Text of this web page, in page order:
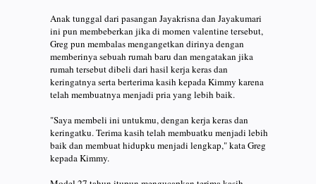
Anak tunggal dari pasangan Jayakrisna dan Jayakumari
ini pun membeberkan jika di momen valentine tersebut,
Greg pun membalas mengangetkan dirinya dengan
memberinya sebuah rumah baru dan mengatakan jika
rumah tersebut dibeli dari hasil kerja keras dan
keringatnya serta berterima kasih kepada Kimmy karena
telah membuatnya menjadi pria yang lebih baik.
"Saya membeli ini untukmu, dengan kerja keras dan
keringatku. Terima kasih telah membuatku menjadi lebih
baik dan membuat hidupku menjadi lengkap," kata Greg
kepada Kimmy.